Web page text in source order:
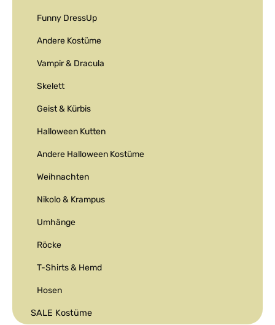
Funny DressUp
Andere Kostüme
Vampir & Dracula
Skelett
Geist & Kürbis
Halloween Kutten
Andere Halloween Kostüme
Weihnachten
Nikolo & Krampus
Umhänge
Röcke
T-Shirts & Hemd
Hosen
SALE Kostüme